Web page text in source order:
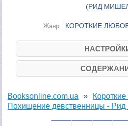
(РИД
Жанр : КОРОТКИЕ
Booksonline.com.ua
Похищение девственницы -